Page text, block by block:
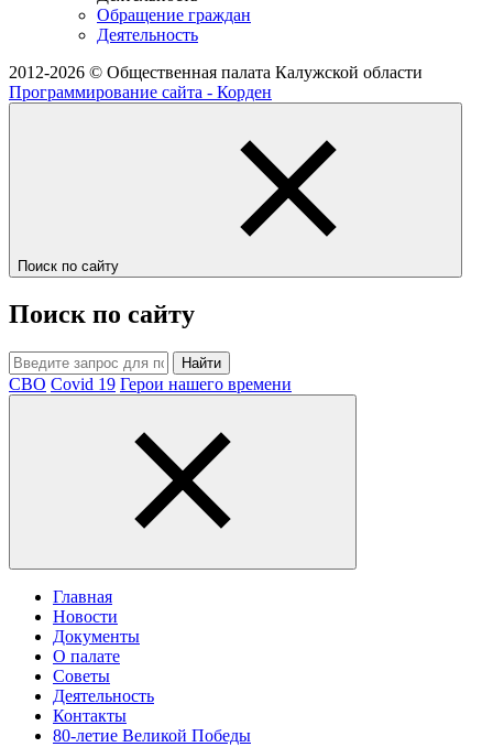
Обращение граждан
Деятельность
2012-2026 © Общественная палата Калужской области
Программирование сайта - Корден
Поиск по сайту
Поиск по сайту
Найти
СВО Covid 19 Герои нашего времени
Главная
Новости
Документы
О палате
Советы
Деятельность
Контакты
80-летие Великой Победы